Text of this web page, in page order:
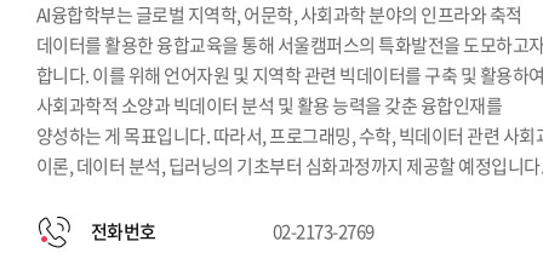
AI융합학부는 글로벌 지역학, 어문학, 사회과학 분야의 인프라와 축적
데이터를 활용한 융합교육을 통해 서울캠퍼스의 특화발전을 도모하고
합니다. 이를 위해 언어자원 및 지역학 관련 빅데이터를 구축 및 활용하
사회과학적 소양과 빅데이터 분석 및 활용 능력을 갖춘 융합인재를
양성하는 게 목표입니다. 따라서, 프로그래밍, 수학, 빅데이터 관련 사회
이론, 데이터 분석, 딥러닝의 기초부터 심화과정까지 제공할 예정입니
전화번호 02-2173-2769